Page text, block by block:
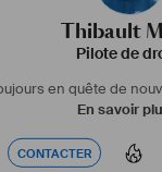
Thibault
Pilote de
en quête de
En savoir
CONTACTER
CONTACTER